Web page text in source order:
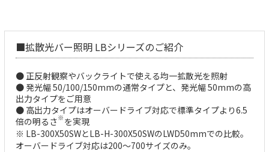
■拡散光バー照明 LBシリーズのご紹介
● 正反射観察やバックライトで使える均一拡散光を照射
● 発光幅 50/100/150mmの通常タイプと、発光幅 50mmの高
出力タイプをご用意
● 高出力タイプはオーバードライブ対応で標準タイプより6.5
倍の明るさ※ を実現
※ LB-300X50SWとLB-H-300X50SWのLWD50mmでの比較。
オーバードライブ対応は200～700サイズのみ。